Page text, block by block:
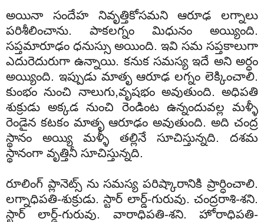
అయినా సందేహ నివృత్తికోసమని ఆరూఢ లగ్నాలు
పరిశీలించాను. పాకలగ్నం మిధునం అయ్యింది.
సప్తమారూఢం ధనుస్సు అయింది. ఇవి సమ సప్తకాలుగా
ఎదురెదురుగా ఉన్నాయి. కనుక సమస్య ఇదే అని అర్ధం
అయ్యింది. ఇప్పుడు మాతృ ఆరూఢ లగ్నం లెక్కించాలి.
కుంభం నుంచి నాలుగు,వృషభం అవుతుంది. అధిపతి
శుక్రుడు అక్కడ నుంచి రెండింట ఉన్నందువల్ల మళ్ళీ
రెండైన కటకం మాతృ ఆరూఢం అవుతుంది. అది చంద్ర
స్థానం అయ్యి మళ్ళీ తల్లినే సూచిస్తున్నది. దశమ
స్థానంగా వృత్తినీ సూచిస్తున్నది.
రూలింగ్ ప్లానెట్స్ ను సమస్య పరిష్కారానికి ప్రార్ధించాలి.
లగ్నాధిపతి-శుక్రుడు. స్టార్ లార్డ్-గురువు. చంద్రరాశి-శని.
స్టార్ లార్డ్-గురువు. వారాధిపతి-శని. హోరాధిపతి-